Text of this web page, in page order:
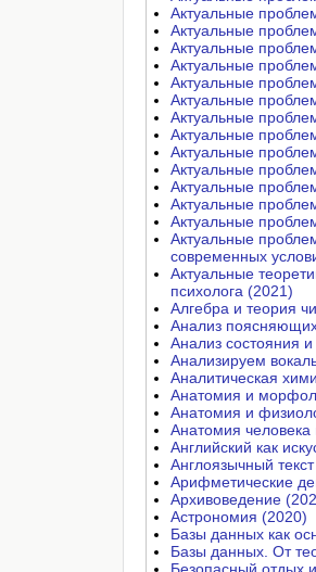
Актуальные
Актуальные
Актуальные
Актуальные
Актуальные
Актуальные
Актуальные
Актуальные
Актуальные
Актуальные
Актуальные
Актуальные
Актуальные
Актуальные
современных
Актуальные
психолога (2021)
Алгебра и теория
Анализ
Анализ состояния
Анализируем
Аналитическая
Анатомия и
Анатомия и
Анатомия человека
Английский как
Англоязычный
Арифметические
Архивоведение
Астрономия (2020)
Базы данных как
Базы данных. От